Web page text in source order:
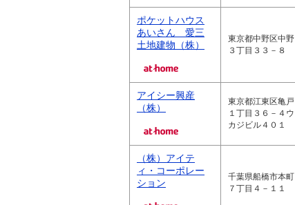
ポケットハウス
あいさん 愛三
土地建物（株）
東京都中野区中野
３丁目３３－８
アイシー興産
（株）
東京都江東区亀戸
１丁目３６－４ウ
カジビル４０１
（株）アイテ
ィ・コーポレー
ション
千葉県船橋市本町
７丁目４－１１